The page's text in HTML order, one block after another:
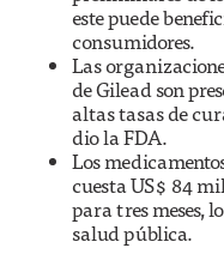
este puede
consumidores.
Las
de Gilead son
altas tasas de
dio la FDA.
Los
cuesta US$ 84
para tres meses,
salud pública.